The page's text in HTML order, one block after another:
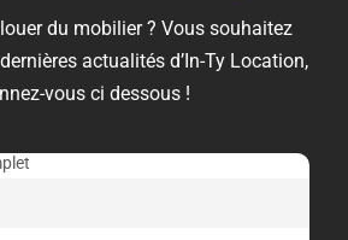
du mobilier ? Vous souhaitez
actualités d’In-Ty Location,
vous ci dessous !